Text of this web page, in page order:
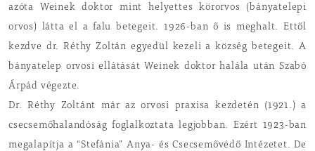
azóta Weinek doktor mint helyettes körorvos (bányatelepi
orvos) látta el a falu betegeit. 1926-ban ő is meghalt. Ettől
kezdve dr. Réthy Zoltán egyedül kezeli a község betegeit. A
bányatelep orvosi ellátását Weinek doktor halála után Szabó
Árpád végezte.
Dr. Réthy Zoltánt már az orvosi praxisa kezdetén (1921.) a
csecsemőhalandóság foglalkoztata legjobban. Ezért 1923-ban
megalapítja a “Stefánia” Anya- és Csecsemővédő Intézetet. De